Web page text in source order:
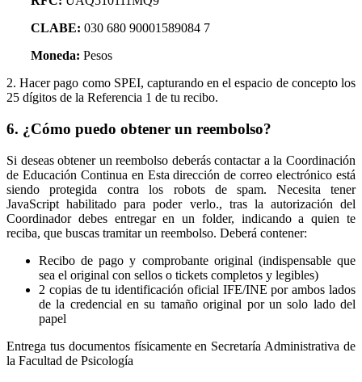
CLABE: 030 680 90001589084 7
Moneda: Pesos
2. Hacer pago como SPEI, capturando en el espacio de concepto los
25 dígitos de la Referencia 1 de tu recibo.
6. ¿Cómo puedo obtener un reembolso?
Si deseas obtener un reembolso deberás contactar a la Coordinación
de Educación Continua en Esta dirección de correo electrónico está
siendo protegida contra los robots de spam. Necesita tener
JavaScript habilitado para poder verlo., tras la autorización del
Coordinador debes entregar en un folder, indicando a quien te
reciba, que buscas tramitar un reembolso. Deberá contener:
Recibo de pago y comprobante original (indispensable que
sea el original con sellos o tickets completos y legibles)
2 copias de tu identificación oficial IFE/INE por ambos lados
de la credencial en su tamaño original por un solo lado del
papel
Entrega tus documentos físicamente en Secretaría Administrativa de
la Facultad de Psicología